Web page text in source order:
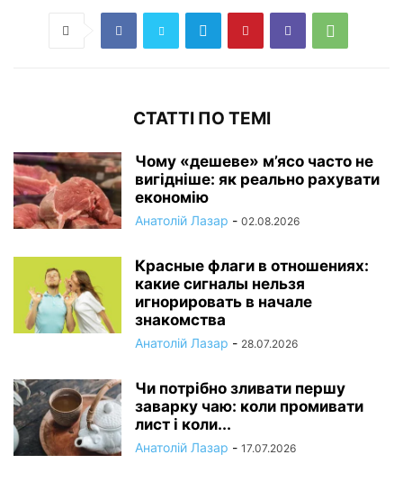
СТАТТІ ПО ТЕМІ
Чому «дешеве» м’ясо часто не
вигідніше: як реально рахувати
економію
Анатолій Лазар - 02.08.2026
Красные флаги в отношениях:
какие сигналы нельзя
игнорировать в начале
знакомства
Анатолій Лазар - 28.07.2026
Чи потрібно зливати першу
заварку чаю: коли промивати
лист і коли...
Анатолій Лазар - 17.07.2026